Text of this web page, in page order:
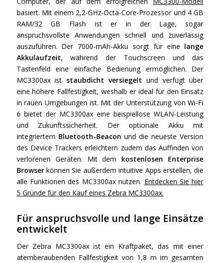
basiert. Mit einem 2,2-GHz-Octa-Core-Prozessor und 4 GB
RAM/32 GB Flash ist er in der Lage, sogar
anspruchsvollste Anwendungen schnell und zuverlässig
auszuführen. Der 7000-mAh-Akku sorgt für eine lange
Akkulaufzeit, während der Touchscreen und das
Tastenfeld eine einfache Bedienung ermöglichen. Der
MC3300ax ist staubdicht versiegelt und verfügt über
eine höhere Fallfestigkeit, weshalb er ideal für den Einsatz
in rauen Umgebungen ist. Mit der Unterstützung von Wi-Fi
6 bietet der MC3300ax eine beispiellose WLAN-Leistung
und Zukunftssicherheit. Der optionale Akku mit
integriertem Bluetooth-Beacon und die neueste Version
des Device Trackers erleichtern zudem das Auffinden von
verlorenen Geräten. Mit dem kostenlosen Enterprise
Browserkönnen Sie außerdem intuitive Apps erstellen, die
alle Funktionen des MC3300ax nutzen. Entdecken Sie hier
5 Gründe für den Kauf eines Zebra MC3300ax.
Für anspruchsvolle und lange Einsätze
entwickelt
Der Zebra MC3300ax ist ein Kraftpaket, das mit einer
atemberaubenden Fallfestigkeit von 1,8 m im gesamten